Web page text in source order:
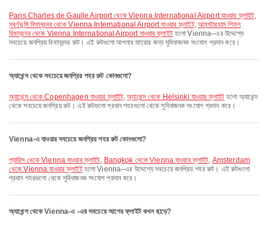
Paris Charles de Gaulle Airport থেকে Vienna International Airport যাওয়ার ফ্লাইট,
সুবর্ণভূমি বিমানবন্দর থেকে Vienna International Airport যাওয়ার ফ্লাইট, আমস্টারডাম শিফল
বিমানবন্দর থেকে Vienna International Airport যাওয়ার ফ্লাইটহলো Vienna–এর উদ্দেশ্যে
সবচেয়ে জনপ্রিয় বিমানবন্দর রুট। এই রুটগুলো আপনার যাত্রার জন্য সুবিধাজনক সংযোগ প্রদান করে।
অ্যাথেন্স থেকে সবচেয়ে জনপ্রিয় শহর রুট কোনগুলো?
অ্যাথেন্স থেকে Copenhagen যাওয়ার ফ্লাইট,অ্যাথেন্স থেকে Helsinki যাওয়ার ফ্লাইট হলো অ্যাথেন্স
থেকে সবচেয়ে জনপ্রিয় রুট। এই রুটগুলো প্রধান শহরগুলো থেকে সুবিধাজনক সংযোগ প্রদান করে।
Vienna-এ যাওয়ার সবচেয়ে জনপ্রিয় শহর রুট কোনগুলো?
প্যারিস থেকে Vienna যাওয়ার ফ্লাইট, Bangkok থেকে Vienna যাওয়ার ফ্লাইট, Amsterdam
থেকে Vienna যাওয়ার ফ্লাইটহলো Vienna–এর উদ্দেশ্যে সবচেয়ে জনপ্রিয় শহর রুট। এই রুটগুলো
প্রধান শহরগুলো থেকে সুবিধাজনক সংযোগ প্রদান করে।
অ্যাথেন্স থেকে Vienna-এ -এর সবচেয়ে আগের ফ্লাইট কখন ছাড়ে?